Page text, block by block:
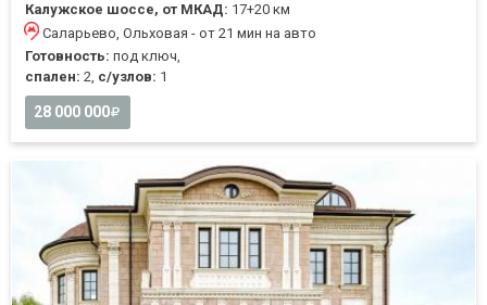
Калужское шоссе, от МКАД: 17+20 км
Саларьево, Ольховая - от 21 мин на авто
Готовность: под ключ,
спален: 2, с/узлов: 1
28 000 000